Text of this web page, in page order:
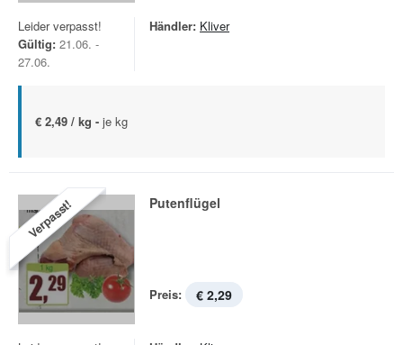
Leider verpasst!
Gültig: 21.06. -
27.06.
Händler: Kliver
€ 2,49 / kg - je kg
Verpasst! Putenflügel
Preis: € 2,29